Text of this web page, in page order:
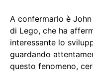
A confermarlo è
di Lego, che ha
interessante lo
guardando
questo fenomeno,